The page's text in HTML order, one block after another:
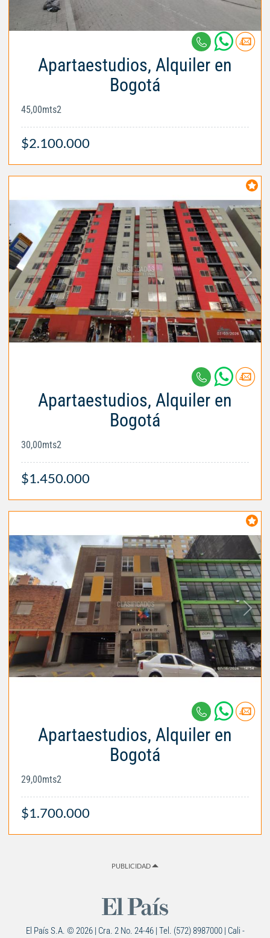
Apartaestudios, Alquiler en
Bogotá
45,00mts2
$2.100.000
Apartaestudios, Alquiler en
Bogotá
30,00mts2
$1.450.000
Apartaestudios, Alquiler en
Bogotá
29,00mts2
$1.700.000
PUBLICIDAD
El País S.A. © 2026 | Cra. 2 No. 24-46 | Tel. (572) 8987000 | Cali -